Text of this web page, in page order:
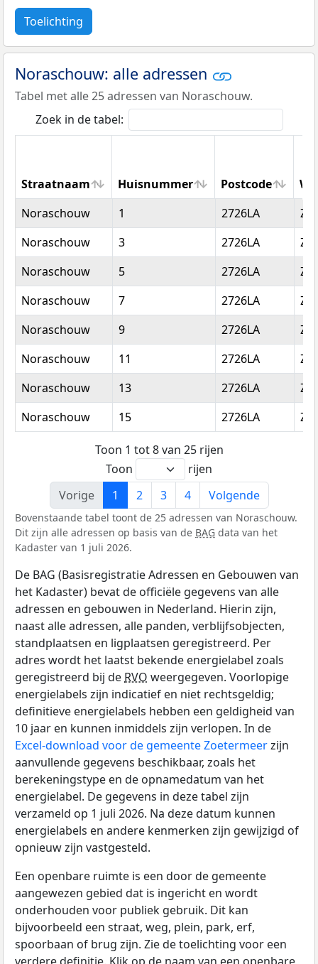
Toelichting
Noraschouw: alle adressen
Tabel met alle 25 adressen van Noraschouw.
Zoek in de tabel:
Straatnaam Huisnummer Postcode
Straatnaam
Huisnummer Postcode
Noraschouw 1 2726LA
Noraschouw
3 2726LA
Noraschouw
5 2726LA
Noraschouw
7 2726LA
Noraschouw
9 2726LA
Noraschouw
11 2726LA
Noraschouw
13 2726LA
Noraschouw
15 2726LA
Toon 1 tot 8 van 25 rijen
Toon
rijen
Vorige
1 2 3 4 Volgende
Bovenstaande tabel toont de 25 adressen van Noraschouw.
Dit zijn alle adressen op basis van de BAG data van het
Kadaster van 1 juli 2026.
De BAG (Basisregistratie Adressen en Gebouwen van
het Kadaster) bevat de officiële gegevens van alle
adressen en gebouwen in Nederland. Hierin zijn,
naast alle adressen, alle panden, verblijfsobjecten,
standplaatsen en ligplaatsen geregistreerd. Per
adres wordt het laatst bekende energielabel zoals
geregistreerd bij de RVO weergegeven. Voorlopige
energielabels zijn indicatief en niet rechtsgeldig;
definitieve energielabels hebben een geldigheid van
10 jaar en kunnen inmiddels zijn verlopen. In de
Excel-download voor de gemeente Zoetermeerzijn
aanvullende gegevens beschikbaar, zoals het
berekeningstype en de opnamedatum van het
energielabel. De gegevens in deze tabel zijn
verzameld op 1 juli 2026. Na deze datum kunnen
energielabels en andere kenmerken zijn gewijzigd of
opnieuw zijn vastgesteld.
Een openbare ruimte is een door de gemeente
aangewezen gebied dat is ingericht en wordt
onderhouden voor publiek gebruik. Dit kan
bijvoorbeeld een straat, weg, plein, park, erf,
spoorbaan of brug zijn. Zie de toelichting voor een